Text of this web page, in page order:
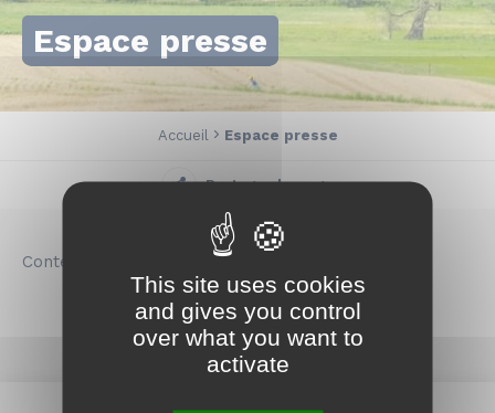
Espace presse
Accueil Espace presse
Partager la page
Contenu en cours de rédaction.
This site uses cookies
and gives you control
over what you want to
activate